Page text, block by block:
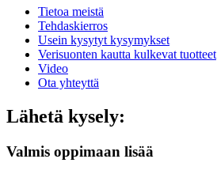
Tietoa meistä
Tehdaskierros
Usein kysytyt kysymykset
Verisuonten kautta kulkevat tuotteet
Video
Ota yhteyttä
Lähetä kysely:
Valmis oppimaan lisää